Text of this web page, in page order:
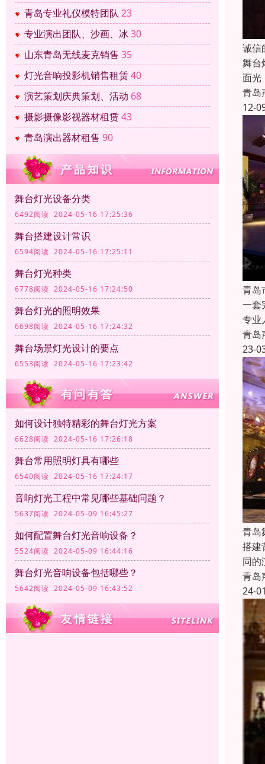
青岛专业礼仪模特团队 23
专业演出团队、沙画、冰30
山东青岛无线麦克销售 35
灯光音响投影机销售租赁40
演艺策划庆典策划、活动 68
摄影摄像影视器材租赁43
青岛演出器材租售 90
舞台灯光设备分类
6492阅读 2024-05-16 17:25:36
舞台搭建设计常识
6594阅读 2024-05-16 17:25:11
舞台灯光种类
6778阅读 2024-05-16 17:24:50
舞台灯光的照明效果
6698阅读 2024-05-16 17:24:32
舞台场景灯光设计的要点
6553阅读 2024-05-16 17:23:42
如何设计独特精彩的舞台灯光方案
6628阅读 2024-05-16 17:26:18
舞台常用照明灯具有哪些
6540阅读 2024-05-16 17:24:17
音响灯光工程中常见哪些基础问题？
5637阅读 2024-05-09 16:45:27
如何配置舞台灯光音响设备？
5524阅读 2024-05-09 16:44:16
舞台灯光音响设备包括哪些？
5642阅读 2024-05-09 16:43:52
诚信
舞台
面光
青岛
12-
青岛
一套
专业
青岛
23-
青岛
搭建
同的
青岛
24-